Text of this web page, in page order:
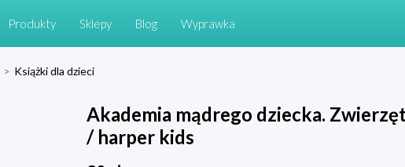
Produkty Sklepy Blog Wyprawka
> Książki dla dzieci
Akademia mądrego dziecka.
/ harper kids